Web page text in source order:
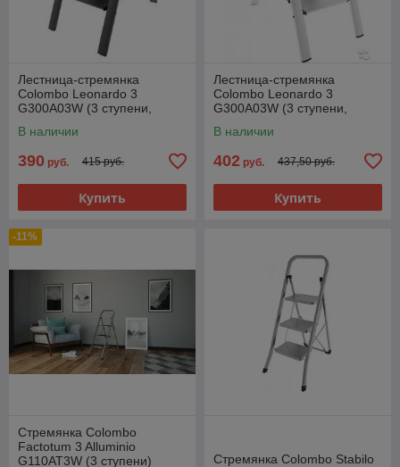
Лестница-стремянка
Colombo Leonardo 3
G300A03W (3 ступени,
В наличии
390 руб. 415 руб.
Купить
Лестница-стремянка
Colombo Leonardo 3
G300A03W (3 ступени,
В наличии
402 руб. 437,50 руб.
Купить
-11%
Cтремянка Colombo
Factotum 3 Alluminio
G110AT3W (3 ступени)
Стремянка Colombo Stabilo